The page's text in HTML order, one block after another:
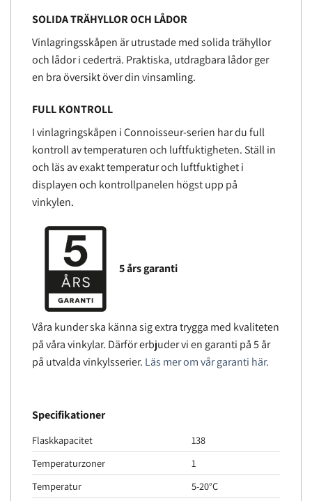
SOLIDA TRÄHYLLOR OCH LÅDOR
Vinlagringsskåpen är utrustade med solida trähyllor
och lådor i cederträ. Praktiska, utdragbara lådor ger
en bra översikt över din vinsamling.
FULL KONTROLL
I vinlagringskåpen i Connoisseur-serien har du full
kontroll av temperaturen och luftfuktigheten. Ställ in
och läs av exakt temperatur och luftfuktighet i
displayen och kontrollpanelen högst upp på
vinkylen.
5 års garanti
Våra kunder ska känna sig extra trygga med kvaliteten
på våra vinkylar. Därför erbjuder vi en garanti på 5 år
på utvalda vinkylsserier. Läs mer om vår garanti här.
Specifikationer
Flaskkapacitet
138
Temperaturzoner
1
Temperatur
5-20°C